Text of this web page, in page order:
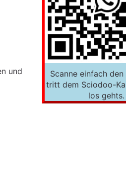
und
Scanne einfach den
tritt dem Sciodoo-
los gehts.